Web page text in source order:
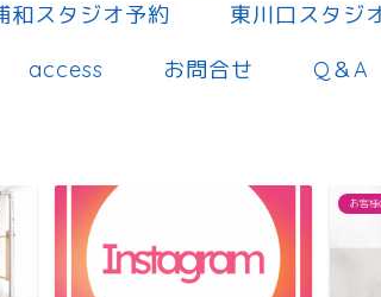
和スタジオ予約 東川口スタジ
access お問合せ Q＆A
お客様の声 マシン